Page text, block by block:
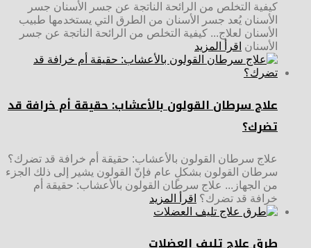
كيفية التخلص من الرائحة الناتجة عن جسر الأسنان جسر
الأسنان يُعد جسر الأسنان من الطرق التي يستخدمها طبيب
الأسنان لعلاج... كيفية التخلص من الرائحة الناتجة عن جسر
الأسنان اقرأ المزيد
علاج سرطان القولون بالأعشاب: حقيقة أم خرافة قد
تضرك؟
علاج سرطان القولون بالأعشاب: حقيقة أم خرافة قد تضرك؟
سرطان القولون بشكلٍ عام فإنّ القولون يشير إلى ذلك الجزء
من الجهاز... علاج سرطان القولون بالأعشاب: حقيقة أم
خرافة قد تضرك؟ اقرأ المزيد
طرق علاج تليف العضلات